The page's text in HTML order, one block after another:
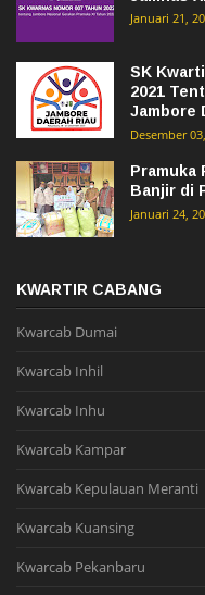
Januari 21,
SK
2021
Jambore
Desember
Pramuka
Banjir di
Januari 24,
KWARTIR CABANG
Kwarcab Dumai
Kwarcab Inhil
Kwarcab Inhu
Kwarcab Kampar
Kwarcab Kepulauan Meranti
Kwarcab Kuansing
Kwarcab Pekanbaru